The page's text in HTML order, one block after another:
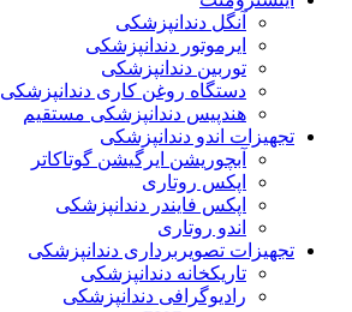
آنگل دندانپزشکی
ایرموتور دندانپزشکی
توربین دندانپزشکی
دستگاه روغن کاری دندانپزشکی
هندپیس دندانپزشکی مستقیم
تجهیزات اندو دندانپزشکی
آبچوریشن ایرگیشن گوتاکاتر
اپکس روتاری
اپکس فایندر دندانپزشکی
اندو روتاری
تجهیزات تصویربرداری دندانپزشکی
تاریکخانه دندانپزشکی
رادیوگرافی دندانپزشکی